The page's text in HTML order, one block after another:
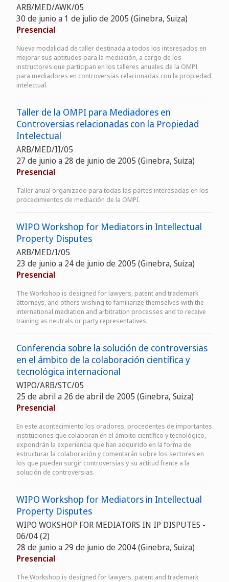
ARB/MED/AWK/05
30 de junio a 1 de julio de 2005 (Ginebra, Suiza)
Presencial
Nueva modalidad de taller destinada a todos los interesados en
mejorar sus aptitudes para la mediación, a cargo de los
instructores que participan en los talleres anuales de la OMPI
para mediadores en controversias relacionadas con la propiedad
intelectual.
Taller de la OMPI para Mediadores en
Controversias relacionadas con la Propiedad
Intelectual
ARB/MED/II/05
27 de junio a 28 de junio de 2005 (Ginebra, Suiza)
Presencial
Taller anual organizado para todas las partes interesadas en los
procedimientos de mediación de la OMPI.
WIPO Workshop for Mediators in Intellectual
Property Disputes
ARB/MED/I/05
23 de junio a 24 de junio de 2005 (Ginebra, Suiza)
Presencial
The Workshop is designed for lawyers, patent and trademark
attorneys, and others wishing to familiarize themselves with the
international mediation and arbitration processes and to receive
training as neutrals or party representatives.
Conferencia sobre la solución de controversias
en el ámbito de la colaboración científica y
tecnológica internacional
WIPO/ARB/STC/05
25 de abril a 26 de abril de 2005 (Ginebra, Suiza)
Presencial
En este acontecimiento los oradores, procedentes de importantes
instituciones que colaboran en el ámbito científico y tecnológico,
expondrán la experiencia que han adquirido en la forma de
estructurar la colaboración y comentarán sobre los sectores en
los que pueden surgir controversias y su actitud frente a la
solución de controversias.
WIPO Workshop for Mediators in Intellectual
Property Disputes
WIPO WOKSHOP FOR MEDIATORS IN IP DISPUTES -
06/04 (2)
28 de junio a 29 de junio de 2004 (Ginebra, Suiza)
Presencial
The Workshop is designed for lawyers, patent and trademark